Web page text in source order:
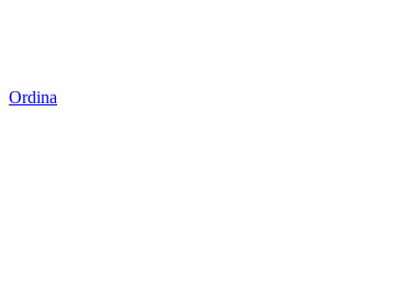
Ordina